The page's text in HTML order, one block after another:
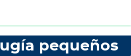
pequeños